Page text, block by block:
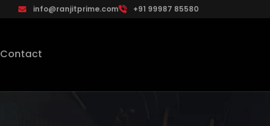
info@ranjitprime.com +91 99987 85580
Contact